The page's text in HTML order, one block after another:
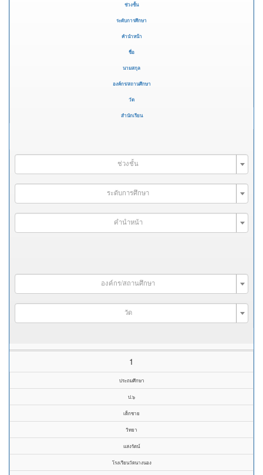
ช่วงชั้น
ระดับการศึกษา
คำนำหน้า
ชื่อ
นามสกุล
องค์กร/สถานศึกษา
วัด
สำนักเรียน
ช่วงชั้น
ระดับการศึกษา
คำนำหน้า
องค์กร/สถานศึกษา
วัด
1
ประถมศึกษา
ป.๖
เด็กชาย
วิทยา
แสงรัตน์
โรงเรียนวัดนางนอง